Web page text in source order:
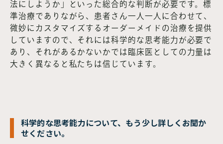
法にしようか」といった総合的な判断が必要です。標
準治療でありながら、患者さん一人一人に合わせて、
微妙にカスタマイズするオーダーメイドの治療を提供
していますので、それには科学的な思考能力が必要で
あり、それがあるかないかでは臨床医としての力量は
大きく異なると私たちは信じています。
科学的な思考能力について、もう少し詳しくお聞か
せください。